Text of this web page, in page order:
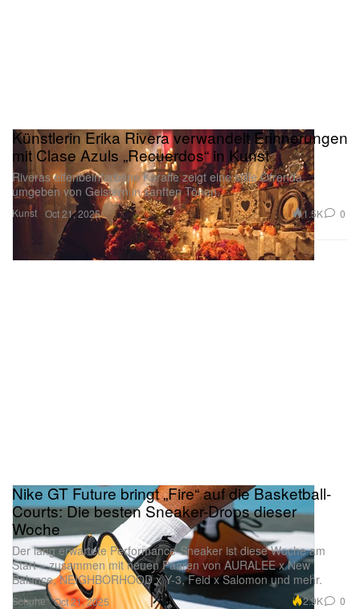
Kunst
Künstlerin Erika Rivera verwandelt Erinnerungen
mit Clase Azuls „Recuerdos“ in Kunst
Riveras elfenbeinfarbene Karaffe zeigt eine stille Ofrenda,
umgeben von Geistern in sanften Tönen.
Oct 21, 2025 1.5K 0
Schuhe
Nike GT Future bringt „Fire“ auf die Basketball-
Courts: Die besten Sneaker-Drops dieser
Woche
Der lang erwartete Performance-Sneaker ist diese Woche am
Start – zusammen mit neuen Paaren von AURALEE x New
Balance, NEIGHBORHOOD x Y-3, Feid x Salomon und mehr.
Oct 21, 2025 2.9K 0